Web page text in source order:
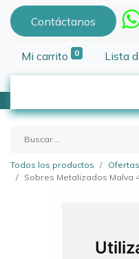
Contáctanos
Mi carrito 0 Lista
Todos los productos
Ofertas
Sobres Metalizados Malva